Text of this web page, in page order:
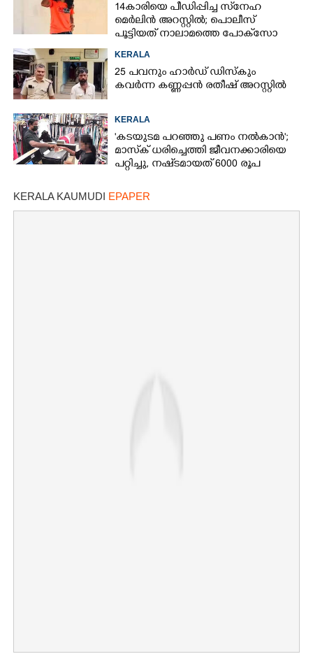
14കാരിയെ പീഡിപ്പിച്ച സ്‌നേഹ
മെർലിൻ അറസ്റ്റിൽ; പൊലീസ്
പൂട്ടിയത് നാലാമത്തെ പോക്‌സോ
KERALA
25 പവനും ഹാർഡ് ഡിസ്കും
കവർന്ന കണ്ണപ്പൻ രതീഷ് അറസ്റ്റിൽ
KERALA
'കടയുടമ പറഞ്ഞു പണം നൽകാൻ';
മാസ്‌ക് ധരിച്ചെത്തി ജീവനക്കാരിയെ
പറ്റിച്ചു, നഷ്‌ടമായത് 6000 രൂപ
KERALA KAUMUDI EPAPER